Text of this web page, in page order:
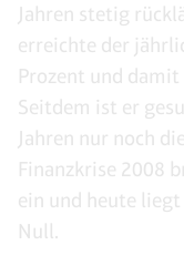
Jahren stetig
erreichte der
Prozent und damit
Seitdem ist er
Jahren nur noch
Finanzkrise 2008
ein und heute
Null.